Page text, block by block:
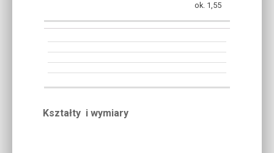
ok. 1,55
Kształty i wymiary